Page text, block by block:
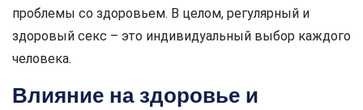
проблемы со здоровьем. В целом, регулярный и
здоровый секс – это индивидуальный выбор каждого
человека.
Влияние на здоровье и